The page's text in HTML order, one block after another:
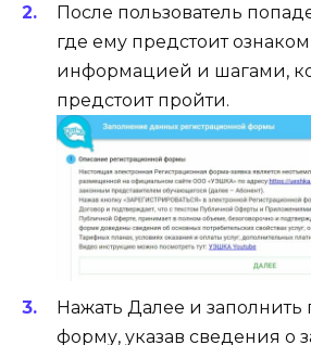
После пользователь
где ему предстоит
информацией и шагами,
предстоит пройти.
Нажать Далее и
форму, указав сведения о